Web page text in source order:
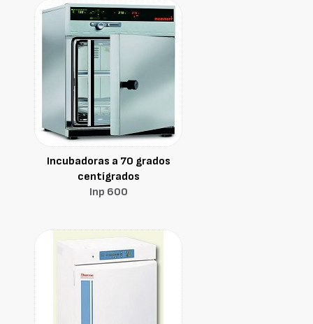
Incubadoras a 70 grados
centígrados
Inp 600